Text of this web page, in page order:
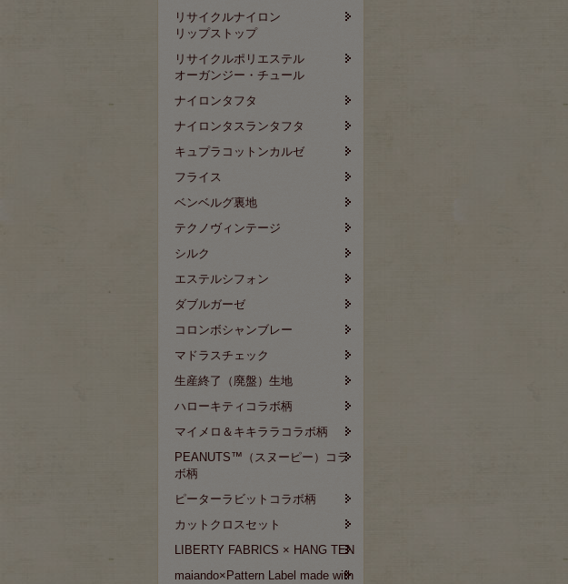
リサイクルナイロン
リップストップ
リサイクルポリエステル
オーガンジー・チュール
ナイロンタフタ
ナイロンタスランタフタ
キュプラコットンカルゼ
フライス
ベンベルグ裏地
テクノヴィンテージ
シルク
エステルシフォン
ダブルガーゼ
コロンボシャンブレー
マドラスチェック
生産終了（廃盤）生地
ハローキティコラボ柄
マイメロ＆キキララコラボ柄
PEANUTS™（スヌーピー）コラ
ボ柄
ピーターラビットコラボ柄
カットクロスセット
LIBERTY FABRICS × HANG TEN
maiando×Pattern Label made with